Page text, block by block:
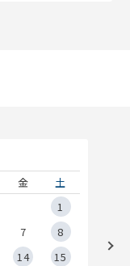
金
土
1
7
8
14
15